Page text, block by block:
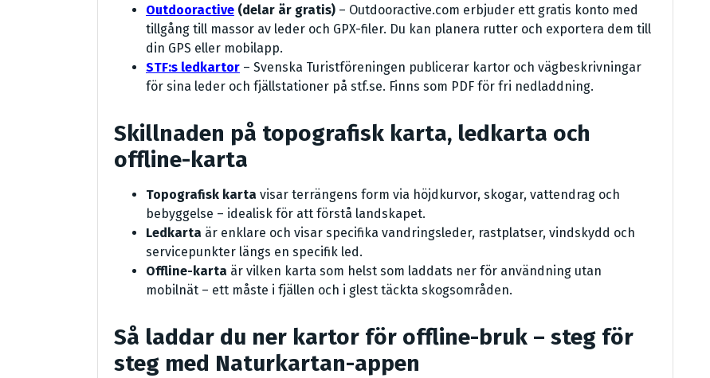
Outdooractive (delar är gratis) – Outdooractive.com erbjuder ett gratis konto med
tillgång till massor av leder och GPX-filer. Du kan planera rutter och exportera dem till
din GPS eller mobilapp.
STF:s ledkartor – Svenska Turistföreningen publicerar kartor och vägbeskrivningar
för sina leder och fjällstationer på stf.se. Finns som PDF för fri nedladdning.
Skillnaden på topografisk karta, ledkarta och
offline-karta
Topografisk karta visar terrängens form via höjdkurvor, skogar, vattendrag och
bebyggelse – idealisk för att förstå landskapet.
Ledkarta är enklare och visar specifika vandringsleder, rastplatser, vindskydd och
servicepunkter längs en specifik led.
Offline-karta är vilken karta som helst som laddats ner för användning utan
mobilnät – ett måste i fjällen och i glest täckta skogsområden.
Så laddar du ner kartor för offline-bruk – steg för
steg med Naturkartan-appen